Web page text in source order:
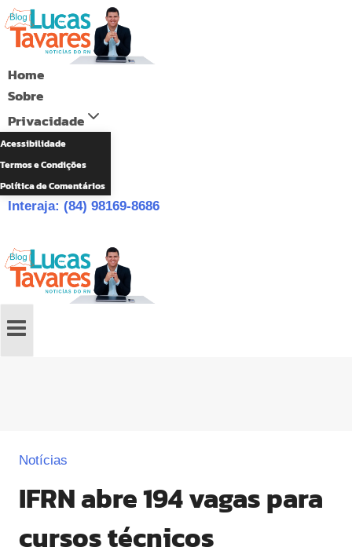
Pular
para
Conteúdo
Home
Sobre
Privacidade
Acessibilidade
Termos e Condições
Política de Comentários
Interaja: (84) 98169-8686
Notícias
IFRN abre 194 vagas para
cursos técnicos